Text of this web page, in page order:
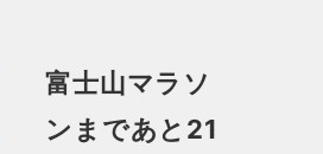
富士山マラソ
ンまであと21